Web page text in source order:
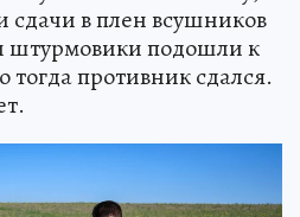
сдачи в плен всушников
штурмовики подошли к
тогда противник сдался.